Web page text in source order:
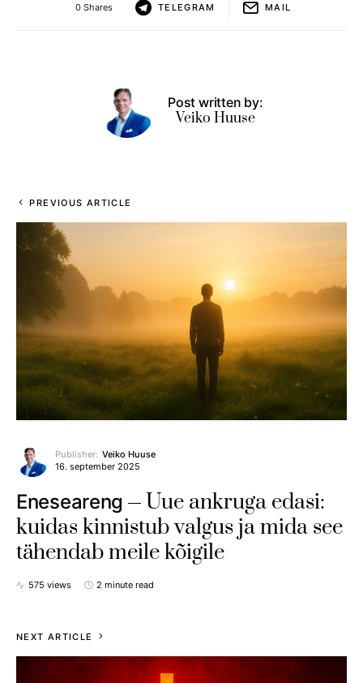
0 Shares TELEGRAM MAIL
Post written by:
Veiko Huuse
PREVIOUS ARTICLE
Publisher: Veiko Huuse
16. september 2025
Eneseareng
Uue ankruga edasi:
kuidas kinnistub valgus ja mida see
tähendab meile kõigile
575 views 2 minute read
NEXT ARTICLE